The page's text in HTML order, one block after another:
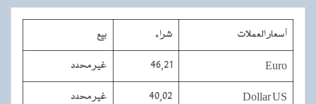
أسعار العملات شراء بيع
Euro
46,21 غير محدد
Dollar US
40,02 غير محدد